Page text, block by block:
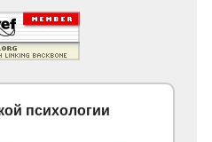
психологии